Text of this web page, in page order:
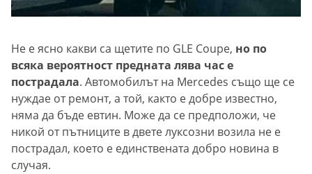
Не е ясно какви са щетите по GLE Coupe, но по
всяка вероятност предната лява час е
пострадала. Автомобилът на Mercedes също ще се
нуждае от ремонт, а той, както е добре известно,
няма да бъде евтин. Може да се предположи, че
никой от пътниците в двете луксозни возила не е
пострадал, което е единствената добро новина в
случая.